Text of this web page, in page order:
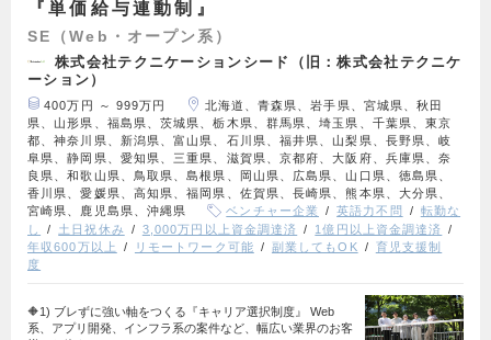
『単価給与連動制』
SE（Web・オープン系）
株式会社テクニケーションシード（旧：株式会社テクニケ
ーション）
400万円 ～ 999万円
北海道、青森県、岩手県、宮城県、秋田
県、山形県、福島県、茨城県、栃木県、群馬県、埼玉県、千葉県、東京
都、神奈川県、新潟県、富山県、石川県、福井県、山梨県、長野県、岐
阜県、静岡県、愛知県、三重県、滋賀県、京都府、大阪府、兵庫県、奈
良県、和歌山県、鳥取県、島根県、岡山県、広島県、山口県、徳島県、
香川県、愛媛県、高知県、福岡県、佐賀県、長崎県、熊本県、大分県、
宮崎県、鹿児島県、沖縄県
ベンチャー企業 英語力不問
転勤な
し
土日祝休み 3,000万円以上資金調達済
1億円以上資金調達済
年収600万以上
リモートワーク可能 副業してもOK
育児支援制
度
🔶1) ブレずに強い軸をつくる『キャリア選択制度』 Web
系、アプリ開発、インフラ系の案件など、幅広い業界のお客